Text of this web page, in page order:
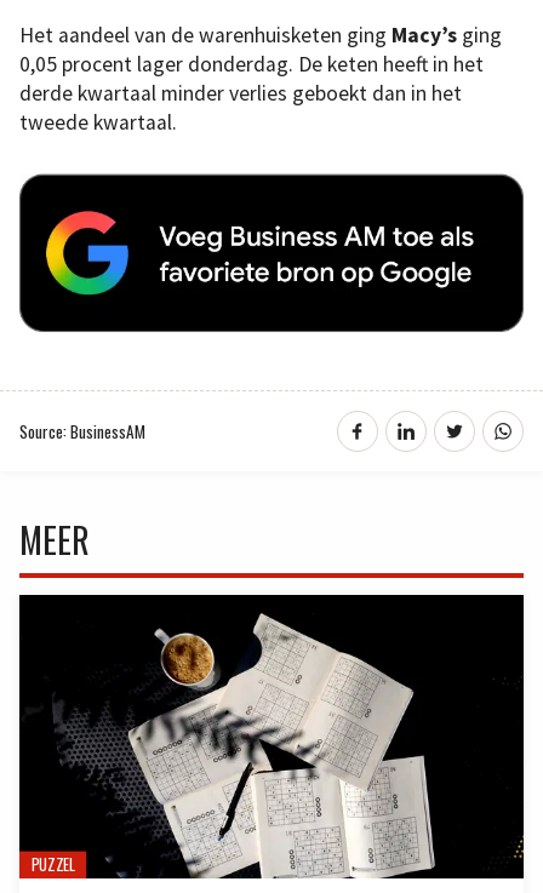
Het aandeel van de warenhuisketen ging Macy’s ging
0,05 procent lager donderdag. De keten heeft in het
derde kwartaal minder verlies geboekt dan in het
tweede kwartaal.
Source: BusinessAM
MEER
PUZZEL